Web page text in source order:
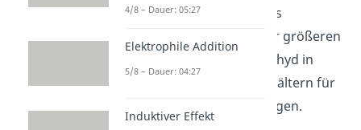
Wasser verdünnen und ins
Abwasser geben. Bei einer größeren
Menge musst du das Aldehyd in
dicht verschließbaren Behältern für
organische Abfälle entsorgen.
4/8 – Dauer: 05:27
Elektrophile Addition
5/8 – Dauer: 04:27
Induktiver Effekt